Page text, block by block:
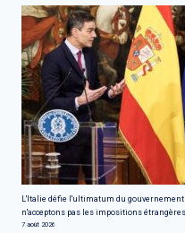
L'Italie défie l'ultimatum du
n'acceptons pas les impositions
7 août 2026